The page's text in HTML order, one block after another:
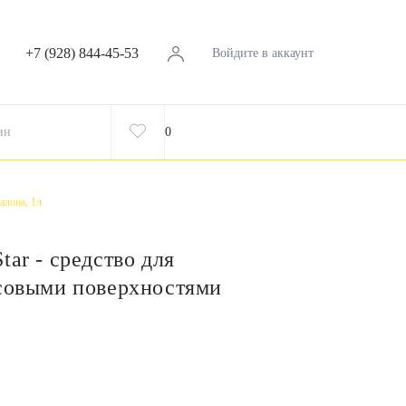
+7 (928) 844-45-53 Войдите в аккаунт
0
1л
- средство для
поверхностями